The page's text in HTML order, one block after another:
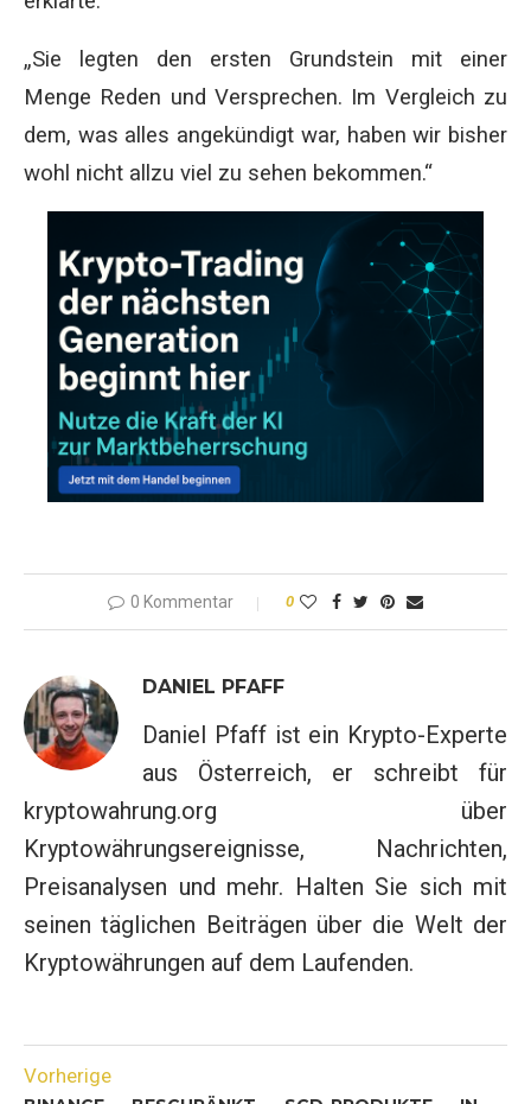
„Sie legten den ersten Grundstein mit einer
Menge Reden und Versprechen. Im Vergleich zu
dem, was alles angekündigt war, haben wir bisher
wohl nicht allzu viel zu sehen bekommen.“
0 Kommentar 0
DANIEL PFAFF
Daniel Pfaff ist ein Krypto-Experte
aus Österreich, er schreibt für
kryptowahrung.org über
Kryptowährungsereignisse, Nachrichten,
Preisanalysen und mehr. Halten Sie sich mit
seinen täglichen Beiträgen über die Welt der
Kryptowährungen auf dem Laufenden.
Vorherige